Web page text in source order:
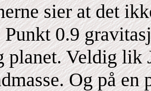
sier at det
0.9
planet. Veldig lik
Og på en